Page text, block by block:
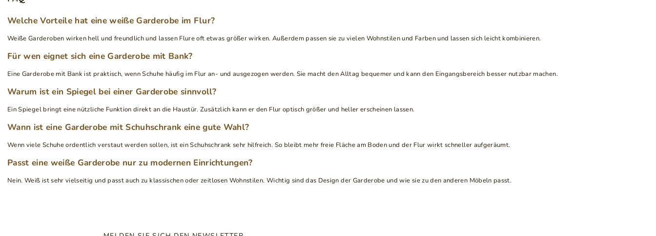
Welche Vorteile hat eine weiße Garderobe im Flur?
Weiße Garderoben wirken hell und freundlich und lassen Flure oft etwas größer wirken. Außerdem passen sie zu vielen Wohnstilen und Farben und lassen sich leicht kombinieren.
Für wen eignet sich eine Garderobe mit Bank?
Eine Garderobe mit Bank ist praktisch, wenn Schuhe häufig im Flur an- und ausgezogen werden. Sie macht den Alltag bequemer und kann den Eingangsbereich besser nutzbar machen.
Warum ist ein Spiegel bei einer Garderobe sinnvoll?
Ein Spiegel bringt eine nützliche Funktion direkt an die Haustür. Zusätzlich kann er den Flur optisch größer und heller erscheinen lassen.
Wann ist eine Garderobe mit Schuhschrank eine gute Wahl?
Wenn viele Schuhe ordentlich verstaut werden sollen, ist ein Schuhschrank sehr hilfreich. So bleibt mehr freie Fläche am Boden und der Flur wirkt schneller aufgeräumt.
Passt eine weiße Garderobe nur zu modernen Einrichtungen?
Nein. Weiß ist sehr vielseitig und passt auch zu klassischen oder zeitlosen Wohnstilen. Wichtig sind das Design der Garderobe und wie sie zu den anderen Möbeln passt.